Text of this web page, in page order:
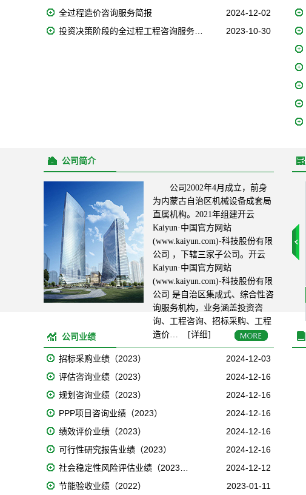
2024-12-02
全过程造价咨询服务简报
2023-10-30
投资决策阶段的全过程工程咨询服务…
公司简介
公司2002年4月成立，前身
为内蒙古自治区机械设备成套局
直属机构。2021年组建开云
Kaiyun·中国官方网站
(www.kaiyun.com)-科技股份有限
公司 ，下辖三家子公司。开云
Kaiyun·中国官方网站
(www.kaiyun.com)-科技股份有限
公司 是自治区集成式、综合性咨
询服务机构，业务涵盖投资咨
询、工程咨询、招标采购、工程
造价…
[详细]
公司业绩
2024-12-03
招标采购业绩（2023）
2024-12-16
评估咨询业绩（2023）
2024-12-16
规划咨询业绩（2023）
2024-12-16
PPP项目咨询业绩（2023）
2024-12-16
绩效评价业绩（2023）
2024-12-16
可行性研究报告业绩（2023）
2024-12-12
社会稳定性风险评估业绩（2023…
2023-01-11
节能验收业绩（2022）